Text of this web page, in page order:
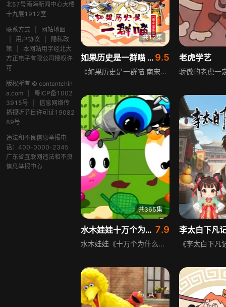
北57号南海新闻中心大楼
十九层1912室
联系方式
网站地图
用户协议
隐私政
策
本网站用字经北大
方正电子有限公司授权许
可
版权所有 © contentchin
a.com
粤ICP备1002
3915号
信息网络传
播视听节目许可证19082
89号
违法和不良信息举报电
话：400-0000-2345
广东省互联网违法和不良
信息举报中心
共12集
如果历史是一群喵 南宋金元篇 9.5
《如果历史是一群喵 南宋金元篇》以华夏历史为主线，是一部非严谨萌系动画。作品用风趣幽默的语言重新解读历史事件，更易被年轻人记忆和接受。它用现代动画手法塑造12只可爱猫咪，将南宋金元时期的历史演绎成精彩故事，既响应了弘扬中华优秀传统文化的号召，也是文化创新和寓教于乐的新探索。
老虎学艺
共365集
水木娃娃十万个为什么 7.9
水木娃娃《十万个为什么》系列以科普知识为主要素材，以卡通人物为主角形象，借助小故事讲述日常生活中常见的各种问题和解答。3-7岁的低龄小朋友都可以轻松读懂，在看小故事的同时掌握科普知识，学习到家长没时间教授，甚至连家长都解答不了的科普知识。